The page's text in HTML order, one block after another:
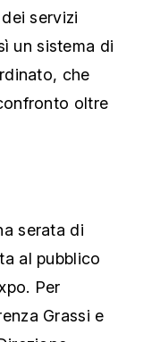
servizi
un sistema di
che
oltre
serata di
al pubblico
Per
Grassi e